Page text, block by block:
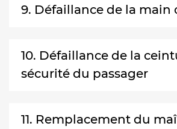
9. Défaillance de la main
10. Défaillance de la
sécurité du passager
11. Remplacement du